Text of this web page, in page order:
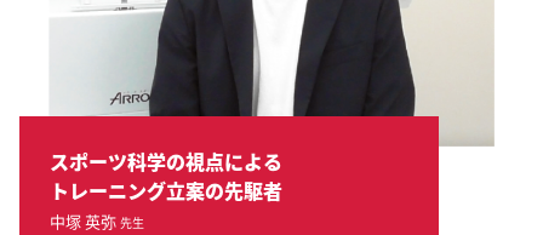
スポーツ科学の視点による
トレーニング立案の先駆者
中塚 英弥 先生